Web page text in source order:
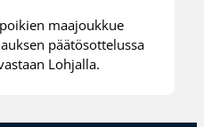
maajoukkue
päätösottelussa
Lohjalla.